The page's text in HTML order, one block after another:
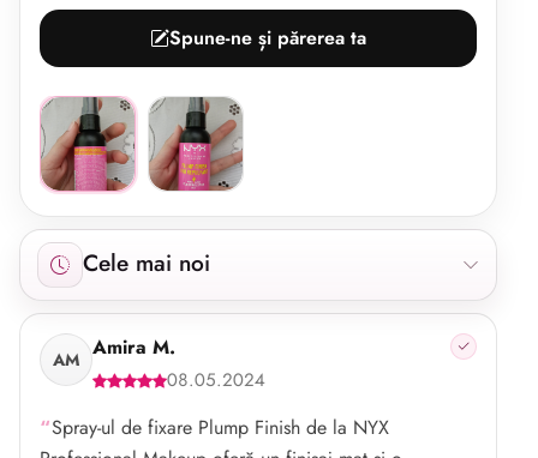
Spune-ne și părerea ta
Cele mai noi
Afișăm 1 recenzie începând cu cele mai noi.
AM Amira M.
08.05.2024
Spray-ul de fixare Plump Finish de la NYX